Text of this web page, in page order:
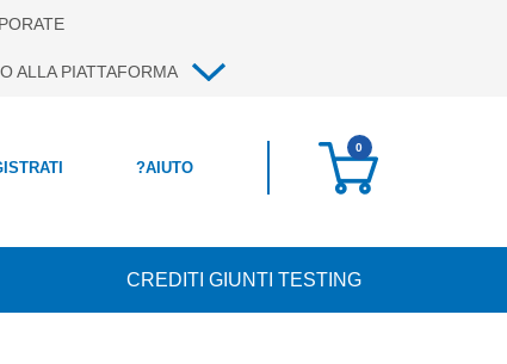
ALLA PIATTAFORMA
?AIUTO
0
CREDITI GIUNTI TESTING